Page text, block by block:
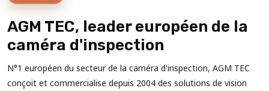
AGM TEC, leader européen de la
caméra d'inspection
N°1 européen du secteur de la caméra d'inspection, AGM TEC
conçoit et commercialise depuis 2004 des solutions de vision